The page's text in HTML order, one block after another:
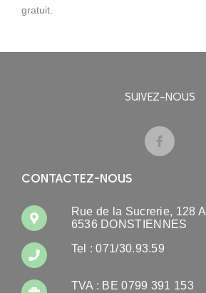
gratuit.
SUIVEZ-NOUS
CONTACTEZ-NOUS
Rue de la Sucrerie, 128 A
6536 DONSTIENNES
Tel : 071/30.93.59
TVA : BE 0799 391 153